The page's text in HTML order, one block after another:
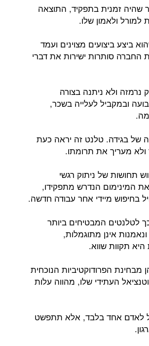
שהיה זמנית בתפקיד, התוצאה
ולאמון שלו.
ביצע ביצועים מצוינים ועמד
החברה סותרות ישירות את דברי
ולא ניתנה בצורה
ובמקביל לעלייה בשכר,
של בגידה. טלנט זה יראה כעת
מעריך את תרומתו.
תחושות של ניתוק רגשי
המינימום הנדרש מתפקידו,
בחיפוש מיידי אחר עבודה חדשה.
לטלנטים המבטיחים ביותר
אינן מתוגמלות,
תקוות שווא.
מבחינת הפרודוקטיביות הנוכחית
העתידי שלו, מהווה עלות
לאדם אחד בלבד, אלא תתפשט